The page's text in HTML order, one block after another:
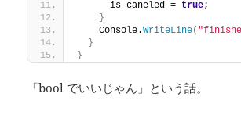
      is_caneled =
true;
}
    Console.
WriteLine(
}
}
「bool でいいじゃん」という話。